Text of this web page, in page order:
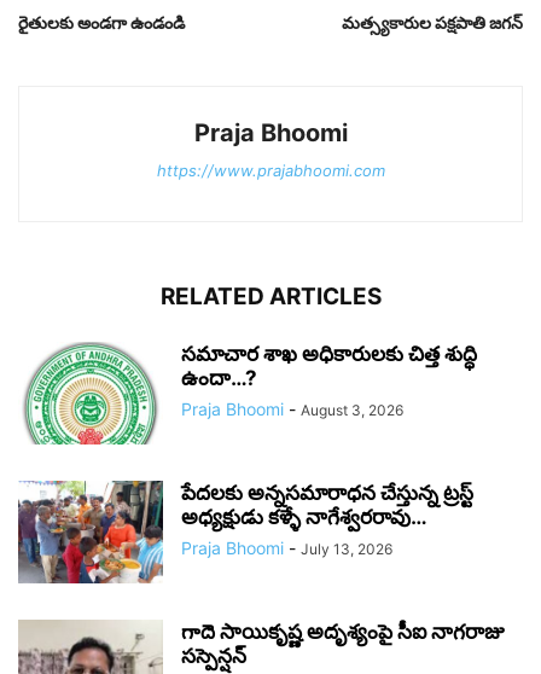
రైతులకు అండగా ఉండండి మత్స్యకారుల పక్షపాతి జగన్
Praja Bhoomi
https://www.prajabhoomi.com
RELATED ARTICLES
సమాచార శాఖ అధికారులకు చిత్త శుద్ధి
ఉందా…?
Praja Bhoomi - August 3, 2026
పేదలకు అన్నసమారాధన చేస్తున్న ట్రస్ట్
అధ్యక్షుడు కళ్ళే నాగేశ్వరరావు…
Praja Bhoomi - July 13, 2026
గాదె సాయికృష్ణ అదృశ్యంపై సీఐ నాగరాజు
సస్పెన్షన్